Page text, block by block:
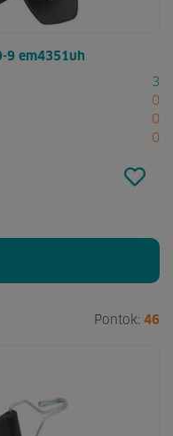
9 em4351uh
3
0
0
0
Pontok: 46